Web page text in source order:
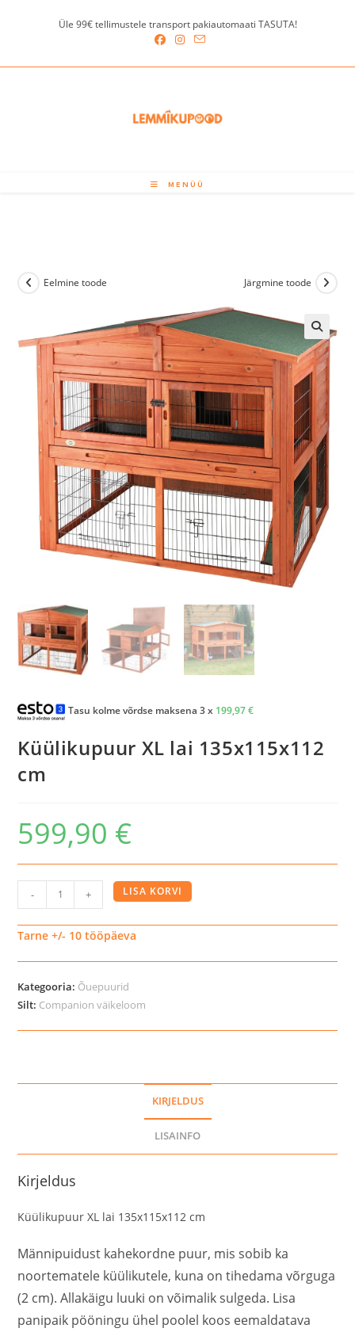
Üle 99€ tellimustele transport pakiautomaati TASUTA!
MENÜÜ
Eelmine toode Järgmine toode
Tasu kolme võrdse maksena 3 x 199,97€
Küülikupuur XL lai 135x115x112
cm
599,90 €
Küülikupuur
XL
lai
kogus
- + LISA KORVI
Tarne +/- 10 tööpäeva
Kategooria: Õuepuurid
Silt: Companion väikeloom
KIRJELDUS
LISAINFO
Kirjeldus
Küülikupuur XL lai 135x115x112 cm
Männipuidust kahekordne puur, mis sobib ka
noortematele küülikutele, kuna on tihedama võrguga
(2 cm). Allakäigu luuki on võimalik sulgeda. Lisa
panipaik pööningu ühel poolel koos eemaldatava